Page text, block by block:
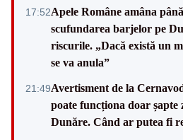
17:52Apele Române amâna
scufundarea barjelor pe
riscurile. „Dacă există un
se va anula”
21:49Avertisment de la
poate funcționa doar șapte
Dunăre. Când ar putea fi